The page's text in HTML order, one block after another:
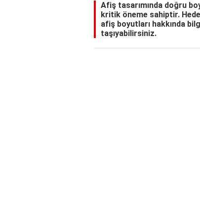
Afiş tasarımında doğru
kritik öneme sahiptir.
afiş boyutları hakkında
taşıyabilirsiniz.